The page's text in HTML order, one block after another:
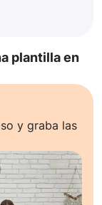
plantilla en
y graba las